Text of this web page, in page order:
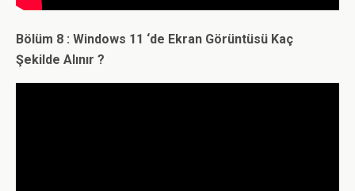
Bölüm 8 : Windows 11 ‘de Ekran Görüntüsü Kaç
Şekilde Alınır ?